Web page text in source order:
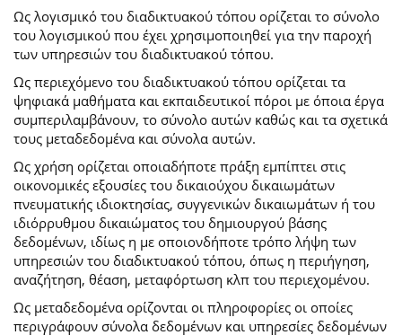
Ως λογισμικό του διαδικτυακού τόπου ορίζεται το σύνολο
του λογισμικού που έχει χρησιμοποιηθεί για την παροχή
των υπηρεσιών του διαδικτυακού τόπου.
Ως περιεχόμενο του διαδικτυακού τόπου ορίζεται τα
ψηφιακά μαθήματα και εκπαιδευτικοί πόροι με όποια έργα
συμπεριλαμβάνουν, το σύνολο αυτών καθώς και τα σχετικά
τους μεταδεδομένα και σύνολα αυτών.
Ως χρήση ορίζεται οποιαδήποτε πράξη εμπίπτει στις
οικονομικές εξουσίες του δικαιούχου δικαιωμάτων
πνευματικής ιδιοκτησίας, συγγενικών δικαιωμάτων ή του
ιδιόρρυθμου δικαιώματος του δημιουργού βάσης
δεδομένων, ιδίως η με οποιονδήποτε τρόπο λήψη των
υπηρεσιών του διαδικτυακού τόπου, όπως η περιήγηση,
αναζήτηση, θέαση, μεταφόρτωση κλπ του περιεχομένου.
Ως μεταδεδομένα ορίζονται οι πληροφορίες οι οποίες
περιγράφουν σύνολα δεδομένων και υπηρεσίες δεδομένων